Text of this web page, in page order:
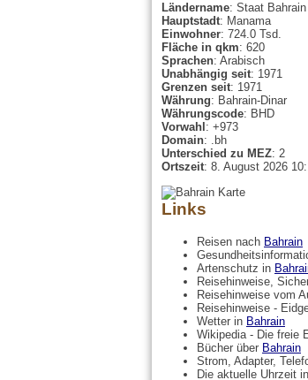
Ländername: Staat Bahrain
Hauptstadt: Manama
Einwohner: 724.0 Tsd.
Fläche in qkm: 620
Sprachen: Arabisch
Unabhängig seit: 1971
Grenzen seit: 1971
Währung: Bahrain-Dinar
Währungscode: BHD
Vorwahl : +973
Domain: .bh
Unterschied zu MEZ: 2
Ortszeit: 8. August 2026
Links
Reisen nach Bahrain
Artenschutz in
Reisehinweise,
Reisehinweise vom
Reisehinweise -
Wetter in Bahrain
Wikipedia - Die freie
Bücher über Bahrain
Strom, Adapter,
Die aktuelle Uhrzeit in